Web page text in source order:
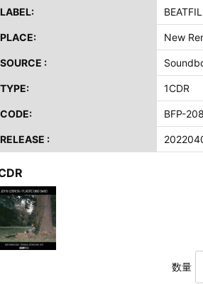
演 IEM/AUD 完全収録！
ボン公演 FHD 完全収録！
AM RING 公演 FHD 完全収録！
国シェフィールド公演 完全収録！
公演 FHD 完全収録！
イツ W.O.A. 公演 FHD 完全収録！
州 2公演 SBD 完全収録！
LABEL:
PLACE: New
SOURCE :
TYPE: 1CDR
CODE: BFP-
RELEASE :
数量